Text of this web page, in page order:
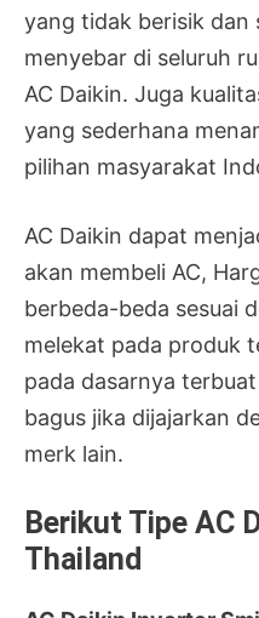
yang tidak berisik dan
menyebar di seluruh
AC Daikin. Juga
yang sederhana
pilihan masyarakat
AC Daikin dapat
akan membeli AC,
berbeda-beda sesuai
melekat pada produk
pada dasarnya
bagus jika dijajarkan
merk lain.
Berikut Tipe AC
Thailand